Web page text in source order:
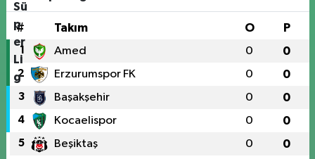
# Takım O P
1 Amed 0 0
2 Erzurumspor FK 0 0
3 Başakşehir 0 0
4 Kocaelispor 0 0
5 Beşiktaş 0 0